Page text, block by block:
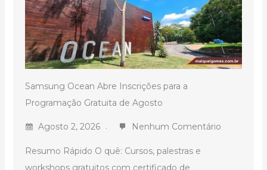
Samsung Ocean Abre Inscrições para a
Programação Gratuita de Agosto
Agosto 2, 2026 Nenhum Comentário
Resumo Rápido O quê: Cursos, palestras e